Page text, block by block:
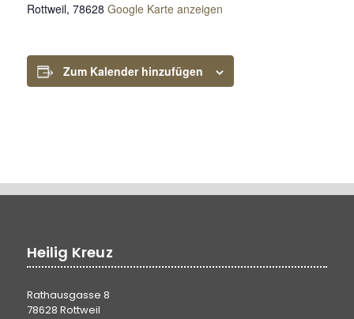
Rottweil, 78628 Google Karte anzeigen
Zum Kalender hinzufügen
Heilig Kreuz
Rathausgasse 8
78628 Rottweil